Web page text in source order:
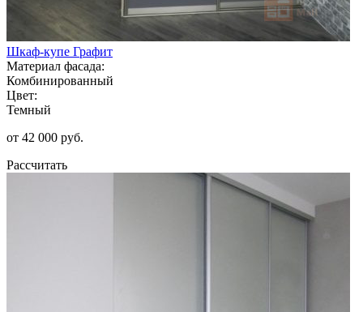
Шкаф-купе Графит
Материал фасада:
Комбинированный
Цвет:
Темный
от 42 000 руб.
Рассчитать